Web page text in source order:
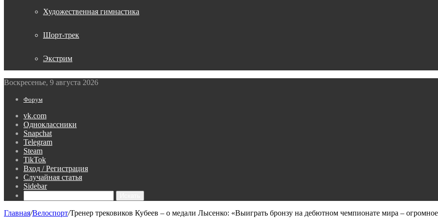
Художественная гимнастика
Шорт-трек
Экстрим
Воскресенье, 9 августа 2026
Форум
vk.com
Одноклассники
Snapchat
Telegram
Steam
TikTok
Вход / Регистрация
Случайная статья
Sidebar
Главная/Велоспорт/Тренер трековиков Кубеев – о медали Лысенко: «Выиграть бронзу на дебютном чемпионате мира –